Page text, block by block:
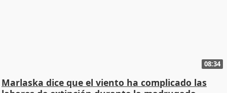
08:34
Marlaska dice que el viento ha complicado las